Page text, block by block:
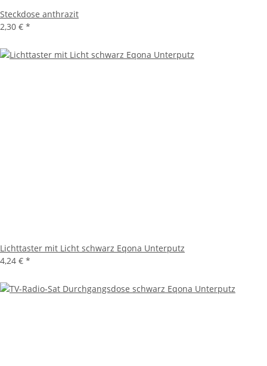
Steckdose anthrazit
2,30 € *
Lichttaster mit Licht schwarz Eqona Unterputz
4,24 € *